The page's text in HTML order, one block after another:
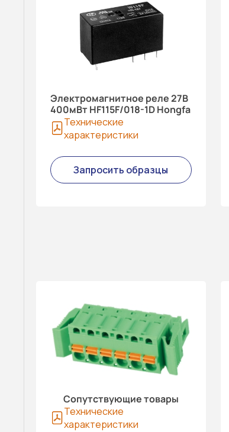
Сопутствующие товары
Технические
характеристики
Электромагнитное реле 27В
400мВт HF115F/018-1D Hongfa
Технические
характеристики
Запросить образцы